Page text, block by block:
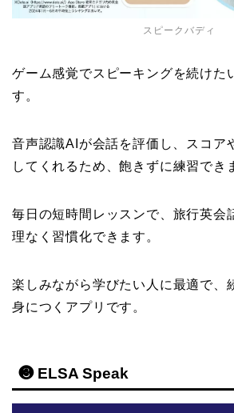
スピークバディ
ゲーム感覚でスピーキングを続けた
す。
音声認識AIが会話を評価し、スコア
してくれるため、飽きずに練習でき
毎日の短時間レッスンで、旅行英会
理なく習慣化できます。
楽しみながら学びたい人に最適で、
身につくアプリです。
❸ ELSA Speak